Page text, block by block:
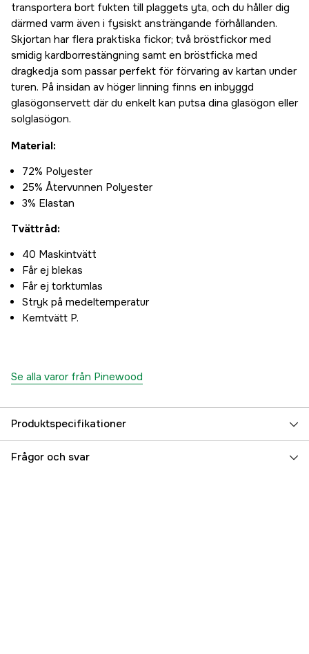
transportera bort fukten till plaggets yta, och du håller dig
därmed varm även i fysiskt ansträngande förhållanden.
Skjortan har flera praktiska fickor; två bröstfickor med
smidig kardborrestängning samt en bröstficka med
dragkedja som passar perfekt för förvaring av kartan under
turen. På insidan av höger linning finns en inbyggd
glasögonservett där du enkelt kan putsa dina glasögon eller
solglasögon.
Material:
72% Polyester
25% Återvunnen Polyester
3% Elastan
Tvättråd:
40 Maskintvätt
Får ej blekas
Får ej torktumlas
Stryk på medeltemperatur
Kemtvätt P.
Se alla varor från Pinewood
Produktspecifikationer
Color Plum
Frågor och svar